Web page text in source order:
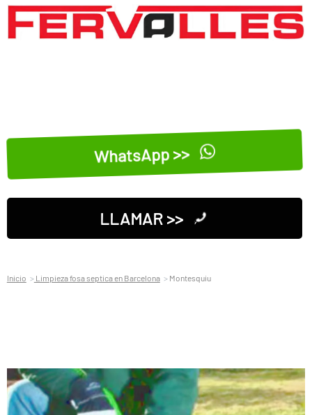
WhatsApp >>
LLAMAR >>
Inicio Limpieza fosa septica en Barcelona Montesquiu